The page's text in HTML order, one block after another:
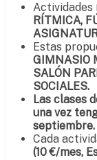
Actividades
RÍTMICA,
Estas
GIMNASIO
SALÓN
SOCIALES.
Las clases
una vez
septiembre.
Cada
(10 €/mes,